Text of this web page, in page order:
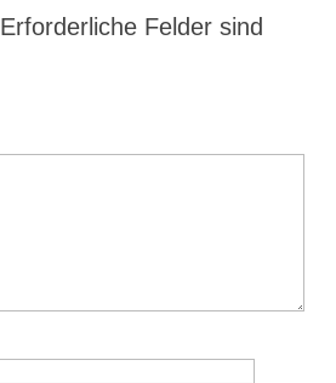
Erforderliche Felder sind